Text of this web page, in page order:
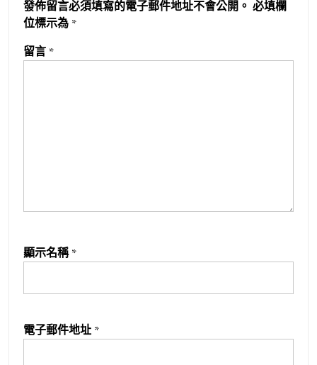
發佈留言必須填寫的電子郵件地址不會公開。 必填欄
位標示為 *
留言 *
顯示名稱 *
電子郵件地址 *